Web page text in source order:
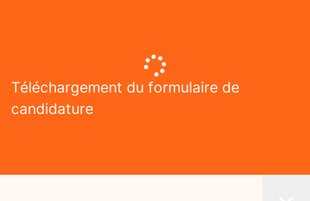
Téléchargement du formulaire de
candidature